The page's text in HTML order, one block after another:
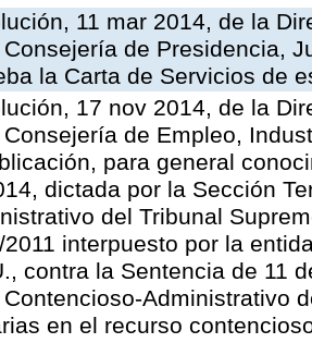
11 mar 2014, de la
de Presidencia,
la Carta de Servicios de
17 nov 2014, de la
de Empleo,
para general
dictada por la Sección
del Tribunal
interpuesto por la
contra la Sentencia de 11
Administrativo
en el recurso